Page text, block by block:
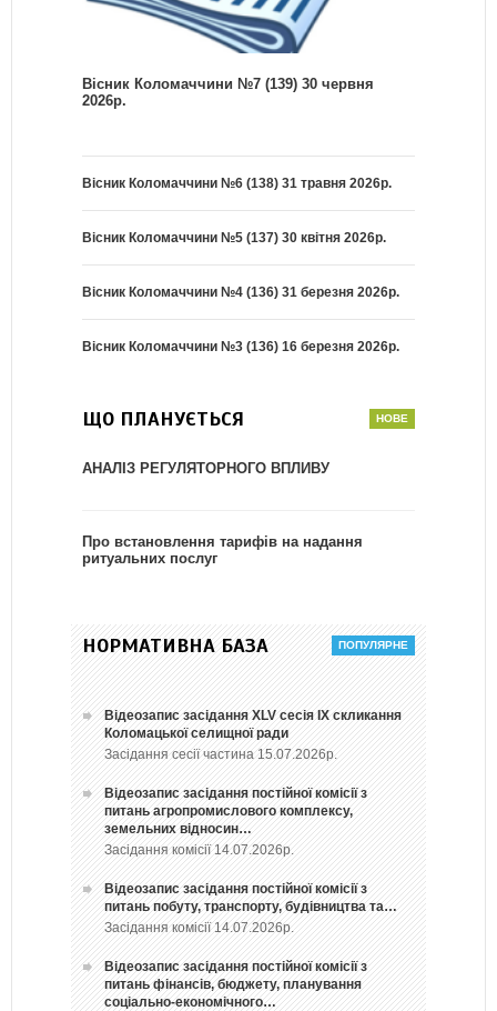
Вісник Коломаччини №7 (139) 30 червня
2026р.
Вісник Коломаччини №6 (138) 31 травня 2026р.
Вісник Коломаччини №5 (137) 30 квітня 2026р.
Вісник Коломаччини №4 (136) 31 березня 2026р.
Вісник Коломаччини №3 (136) 16 березня 2026р.
ЩО ПЛАНУЄТЬСЯ
АНАЛІЗ РЕГУЛЯТОРНОГО ВПЛИВУ
Про встановлення тарифів на надання
ритуальних послуг
НОРМАТИВНА БАЗА
Відеозапис засідання ХLV сесія ІХ скликання
Коломацької селищної ради
Засідання сесії частина 15.07.2026р.
Відеозапис засідання постійної комісії з
питань агропромислового комплексу,
земельних відносин…
Засідання комісії 14.07.2026р.
Відеозапис засідання постійної комісії з
питань побуту, транспорту, будівництва та…
Засідання комісії 14.07.2026р.
Відеозапис засідання постійної комісії з
питань фінансів, бюджету, планування
соціально-економічного…